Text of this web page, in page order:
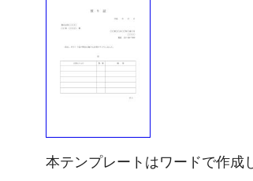
本テンプレートはワードで作成